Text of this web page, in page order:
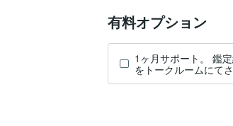
有料オプション
1ヶ月サポート。 鑑
をトークルームにて